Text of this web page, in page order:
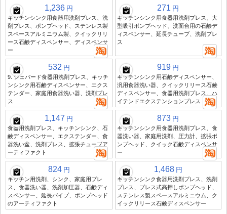
1,236 円
キッチンシンク用食器用洗剤プレス、洗
剤プレス、ポンプヘッド、ステンレス製
スペースアルミニウム製、クイックリリ
ース石鹸ディスペンサー、ディスペンサ
ー
271 円
キッチンシンク用食器用洗剤プレス、大
型吸引ポンプヘッド、洗面台用の石鹸デ
ィスペンサー、延長チューブ、洗剤プレ
ス
532 円
9. シェパード食器用洗剤プレス、キッチ
ンシンク用石鹸ディスペンサー、エクス
テンダー、家庭用食器洗い器、洗剤プレ
ス
919 円
キッチンシンク用石鹸ディスペンサー、
汎用食器洗い器、クイックリリース石鹸
ディスペンサー、食器用洗剤プレス、ハ
イテンドエクステンションプレス
1,147 円
食器用洗剤プレス、キッチンシンク、石
鹸ディスペンサー、エクステンダー、食
器洗い盆、洗剤プレス、拡張チューブア
ーティファクト
873 円
キッチンシンク用食器用洗剤プレス、食
器洗い器、家庭用洗剤、圧力計、拡張ポ
ンプヘッド、クイック石鹸ディスペンサ
ー
824 円
キッチン用洗剤、シンク、家庭用プレ
ス、食器洗い器、洗剤加圧器、石鹸ディ
スペンサー、延長パイプ、ポンプヘッド
のアーティファクト
1,468 円
キッチンシンク食器用洗剤プレス、洗剤
プレス、プレス式高押しポンプヘッド、
ステンレス製スペースアルミニウム、ク
イックリリース石鹸ディスペンサー